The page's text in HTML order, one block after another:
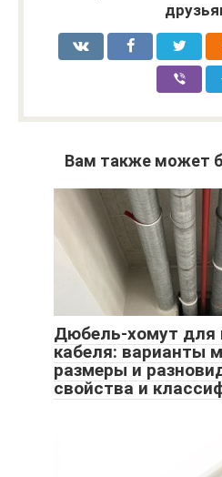
Вам также может
Дюбель-хомут для
кабеля: варианты
размеры и
свойства и